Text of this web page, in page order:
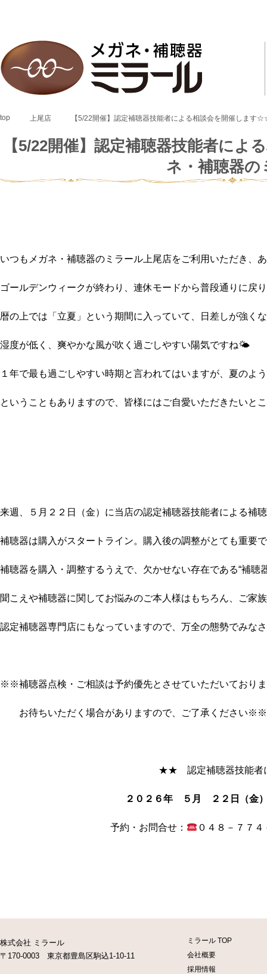
top 上尾店 【5/22開催】認定補聴器技能者による相談会を開催し
【5/22開催】認定補聴器技能者
ネ・補聴器の
いつもメガネ・補聴器のミラール上尾店をご利用いただき、
ゴールデンウィークが終わり、連休モードから普段通りに戻
暦の上では「立夏」という期間に入っていて、日差しが強く
湿度が低く、爽やかな風が吹く過ごしやすい陽気ですね🌤
１年で最も過ごしやすい時期と言われてはいますが、夏のよ
ということもありますので、皆様にはご自愛いただきたいと
来週、５月２２日（金）に当店の認定補聴器技能者による
補聴器は購入がスタートライン。購入後の調整がとても重要
補聴器を購入・調整するうえで、欠かせない存在である“補聴
聞こえや補聴器に関してお悩みのご本人様はもちろん、ご家
認定補聴器専門店にもなっていますので、万全の態勢でみ
※※補聴器点検・ご相談は予約優先とさせていただいており
お待ちいただく場合がありますので、ご了承ください※※
★★ 認定補聴器技能者
２０２６年 ５月 ２２日（
予約・お問合せ： ０４８－７７
株式会社 ミラール
〒170-0003 東京都豊島区駒込1-10-11
ミラール TOP
会社概要
採用情報